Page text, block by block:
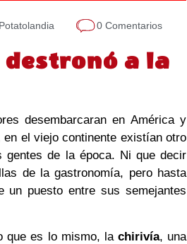
Potatolandia 0 Comentarios
destronó a la
desembarcaran en América y
el viejo continente existían otro
gentes de la época. Ni que decir
de la gastronomía, pero hasta
un puesto entre sus semejantes
que es lo mismo, lachirivía, una